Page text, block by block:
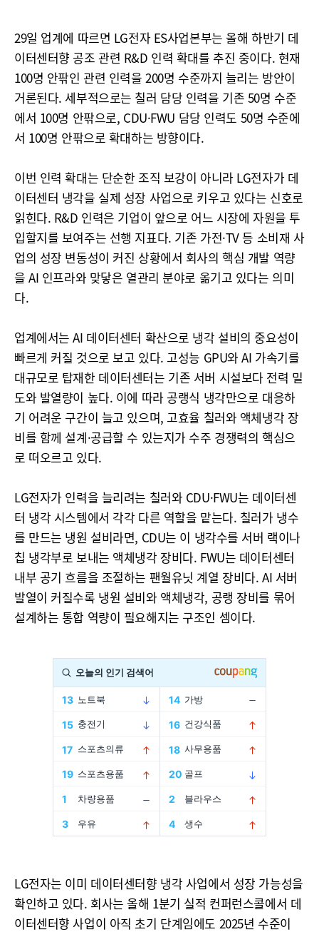
29일 업계에 따르면 LG전자 ES사업본부는 올해 하반기 데
이터센터향 공조 관련 R&D 인력 확대를 추진 중이다. 현재
100명 안팎인 관련 인력을 200명 수준까지 늘리는 방안이
거론된다. 세부적으로는 칠러 담당 인력을 기존 50명 수준
에서 100명 안팎으로, CDU·FWU 담당 인력도 50명 수준에
서 100명 안팎으로 확대하는 방향이다.
이번 인력 확대는 단순한 조직 보강이 아니라 LG전자가 데
이터센터 냉각을 실제 성장 사업으로 키우고 있다는 신호로
읽힌다. R&D 인력은 기업이 앞으로 어느 시장에 자원을 투
입할지를 보여주는 선행 지표다. 기존 가전·TV 등 소비재 사
업의 성장 변동성이 커진 상황에서 회사의 핵심 개발 역량
을 AI 인프라와 맞닿은 열관리 분야로 옮기고 있다는 의미
다.
업계에서는 AI 데이터센터 확산으로 냉각 설비의 중요성이
빠르게 커질 것으로 보고 있다. 고성능 GPU와 AI 가속기를
대규모로 탑재한 데이터센터는 기존 서버 시설보다 전력 밀
도와 발열량이 높다. 이에 따라 공랭식 냉각만으로 대응하
기 어려운 구간이 늘고 있으며, 고효율 칠러와 액체냉각 장
비를 함께 설계·공급할 수 있는지가 수주 경쟁력의 핵심으
로 떠오르고 있다.
LG전자가 인력을 늘리려는 칠러와 CDU·FWU는 데이터센
터 냉각 시스템에서 각각 다른 역할을 맡는다. 칠러가 냉수
를 만드는 냉원 설비라면, CDU는 이 냉각수를 서버 랙이나
칩 냉각부로 보내는 액체냉각 장비다. FWU는 데이터센터
내부 공기 흐름을 조절하는 팬월유닛 계열 장비다. AI 서버
발열이 커질수록 냉원 설비와 액체냉각, 공랭 장비를 묶어
설계하는 통합 역량이 필요해지는 구조인 셈이다.
LG전자는 이미 데이터센터향 냉각 사업에서 성장 가능성을
확인하고 있다. 회사는 올해 1분기 실적 컨퍼런스콜에서 데
이터센터향 사업이 아직 초기 단계임에도 2025년 수준이